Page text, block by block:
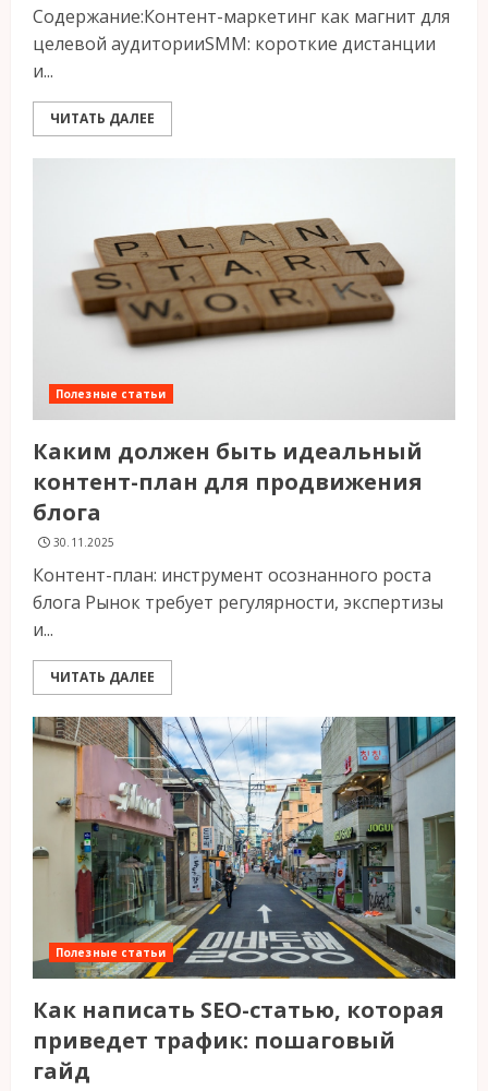
Содержание:Контент-маркетинг как магнит для
целевой аудиторииSMM: короткие дистанции
и...
ЧИТАТЬ ДАЛЕЕ
Полезные статьи
Каким должен быть идеальный
контент-план для продвижения
блога
30.11.2025
Контент-план: инструмент осознанного роста
блога Рынок требует регулярности, экспертизы
и...
ЧИТАТЬ ДАЛЕЕ
Полезные статьи
Как написать SEO-статью, которая
приведет трафик: пошаговый
гайд